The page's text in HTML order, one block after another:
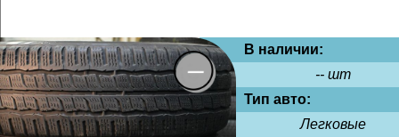
В наличии:
-- шт
Тип авто:
Легковые